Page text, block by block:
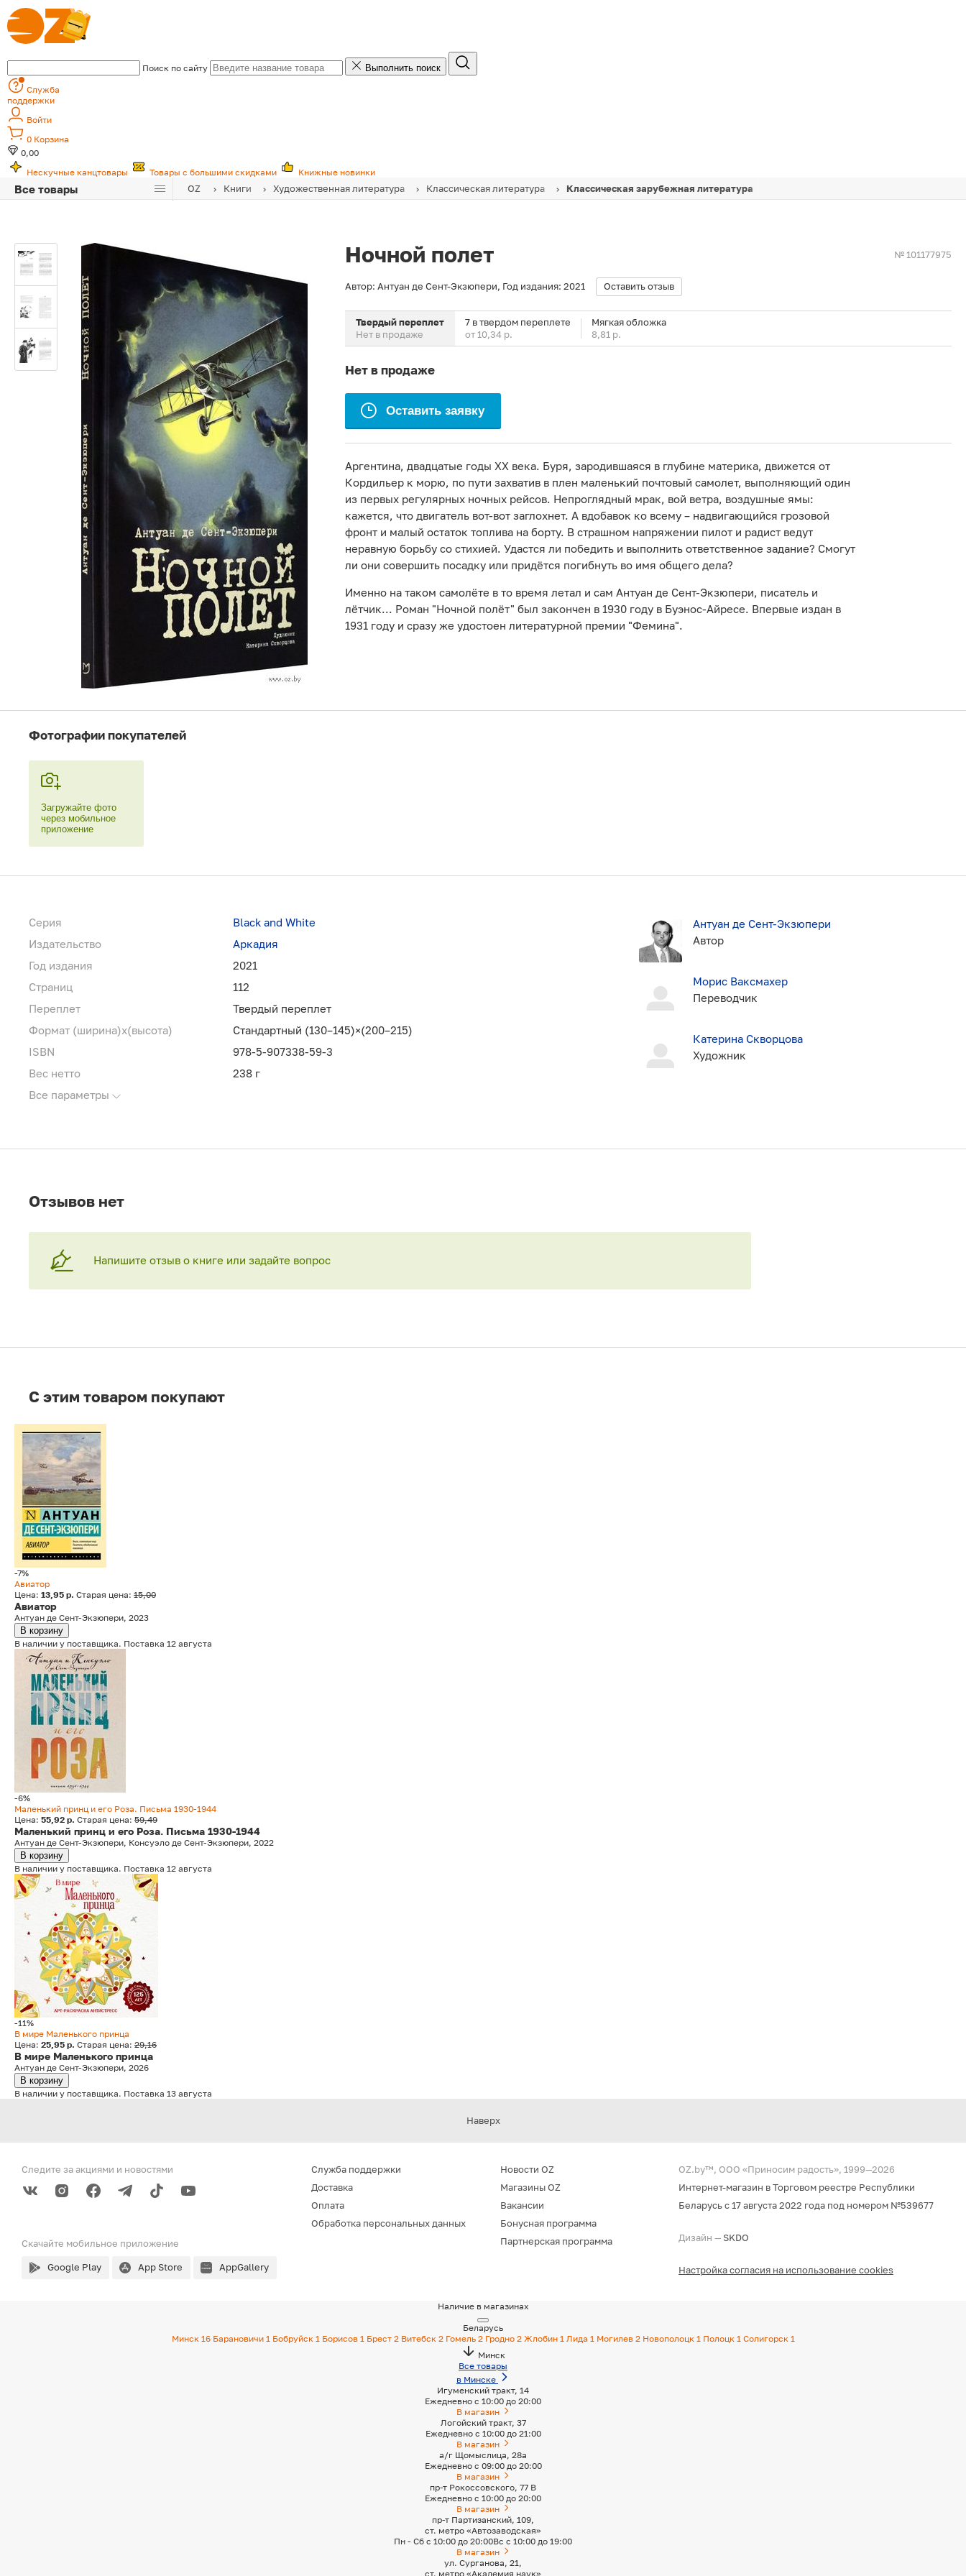
Поиск по сайту
Выполнить поиск
Служба
поддержки
Войти
0 Корзина
0,00
Нескучные канцтовары
Товары с большими скидками Книжные новинки
Все товары OZ Книги Художественная литература Классическая литература Классическая зарубежная литература
Ночной полет № 101177975
Автор: Антуан де Сент-Экзюпери, Год издания: 2021 Оставить отзыв
Твердый переплет
Нет в продаже
7 в твердом переплете
от 10,34 р.
Мягкая обложка
8,81 р.
Нет в продаже
Оставить заявку
Аргентина, двадцатые годы XX века. Буря, зародившаяся в глубине материка, движется от
Кордильер к морю, по пути захватив в плен маленький почтовый самолет, выполняющий один
из первых регулярных ночных рейсов. Непроглядный мрак, вой ветра, воздушные ямы:
кажется, что двигатель вот-вот заглохнет. А вдобавок ко всему – надвигающийся грозовой
фронт и малый остаток топлива на борту. В страшном напряжении пилот и радист ведут
неравную борьбу со стихией. Удастся ли победить и выполнить ответственное задание? Смогут
ли они совершить посадку или придётся погибнуть во имя общего дела?
Именно на таком самолёте в то время летал и сам Антуан де Сент-Экзюпери, писатель и
лётчик... Роман "Ночной полёт" был закончен в 1930 году в Буэнос-Айресе. Впервые издан в
1931 году и сразу же удостоен литературной премии "Фемина".
Фотографии покупателей
Загружайте фото
через мобильное
приложение
Серия
Black and White
Издательство
Аркадия
Год издания
2021
Страниц
112
Переплет
Твердый переплет
Формат (ширина)х(высота)
Стандартный (130–145)×(200–215)
ISBN
978-5-907338-59-3
Вес нетто
238 г
Все параметры
Антуан де Сент-Экзюпери
Автор
Морис Ваксмахер
Переводчик
Катерина Скворцова
Художник
Отзывов нет
Напишите отзыв о книге или задайте вопрос
C этим товаром покупают
-7%
Авиатор
Цена: 13,95 р. Старая цена: 15,00
Авиатор
Антуан де Сент-Экзюпери, 2023
В корзину
В наличии у поставщика. Поставка 12 августа
-6%
Маленький принц и его Роза. Письма 1930-1944
Цена: 55,92 р. Старая цена: 59,49
Маленький принц и его Роза. Письма 1930-1944
Антуан де Сент-Экзюпери, Консуэло де Сент-Экзюпери, 2022
В корзину
В наличии у поставщика. Поставка 12 августа
-11%
В мире Маленького принца
Цена: 25,95 р. Старая цена: 29,16
В мире Маленького принца
Антуан де Сент-Экзюпери, 2026
В корзину
В наличии у поставщика. Поставка 13 августа
Наверх
Следите за акциями и новостями
Скачайте мобильное приложение
Google Play App Store AppGallery
Служба поддержки
Доставка
Оплата
Обработка персональных данных
Новости OZ
Магазины OZ
Вакансии
Бонусная программа
Партнерская программа
OZ.by™, ООО «Приносим радость», 1999—2026
Интернет-магазин в Торговом реестре Республики
Беларусь с 17 августа 2022 года под номером №539677
Дизайн — SKDO
Настройка согласия на использование cookies
Наличие в магазинах
Беларусь
Минск 16 Барановичи 1 Бобруйск 1 Борисов 1 Брест 2 Витебск 2 Гомель 2 Гродно 2 Жлобин 1 Лида 1 Могилев 2 Новополоцк 1 Полоцк 1 Солигорск 1
Минск
Все товары
в Минске
Игуменский тракт, 14
Ежедневно с 10:00 до 20:00
В магазин
Логойский тракт, 37
Ежедневно с 10:00 до 21:00
В магазин
а/г Щомыслица, 28а
Ежедневно с 09:00 до 20:00
В магазин
пр-т Рокоссовского, 77 В
Ежедневно с 10:00 до 20:00
В магазин
пр-т Партизанский, 109,
ст. метро «Автозаводская»
Пн - Сб с 10:00 до 20:00Вс с 10:00 до 19:00
В магазин
ул. Сурганова, 21,
ст. метро «Академия наук»